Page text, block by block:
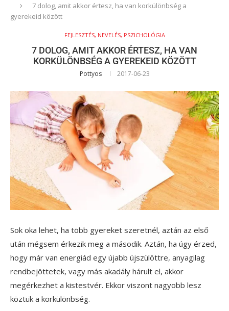
7 dolog, amit akkor értesz, ha van korkülönbség a
gyerekeid között
FEJLESZTÉS, NEVELÉS, PSZICHOLÓGIA
7 DOLOG, AMIT AKKOR ÉRTESZ, HA VAN
KORKÜLÖNBSÉG A GYEREKEID KÖZÖTT
Pottyos 2017-06-23
Sok oka lehet, ha több gyereket szeretnél, aztán az első
után mégsem érkezik meg a második. Aztán, ha úgy érzed,
hogy már van energiád egy újabb újszülöttre, anyagilag
rendbejöttetek, vagy más akadály hárult el, akkor
megérkezhet a kistestvér. Ekkor viszont nagyobb lesz
köztük a korkülönbség.